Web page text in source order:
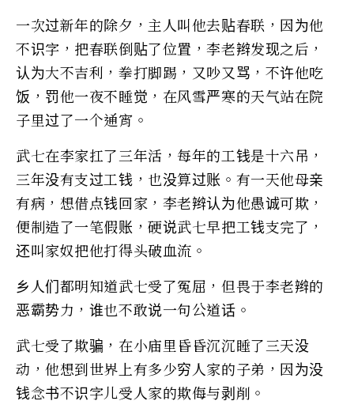
一次过新年的除夕，主人叫他去贴春联，因为他
不识字，把春联倒贴了位置，李老辫发现之后，
认为大不吉利，拳打脚踢，又吵又骂，不许他吃
饭，罚他一夜不睡觉，在风雪严寒的天气站在院
子里过了一个通宵。
武七在李家扛了三年活，每年的工钱是十六吊，
三年没有支过工钱，也没算过账。有一天他母亲
有病，想借点钱回家，李老辫认为他愚诚可欺，
便制造了一笔假账，硬说武七早把工钱支完了，
还叫家奴把他打得头破血流。
乡人们都明知道武七受了冤屈，但畏于李老辫的
恶霸势力，谁也不敢说一句公道话。
武七受了欺骗，在小庙里昏昏沉沉睡了三天没
动，他想到世界上有多少穷人家的子弟，因为没
钱念书不识字儿受人家的欺侮与剥削。